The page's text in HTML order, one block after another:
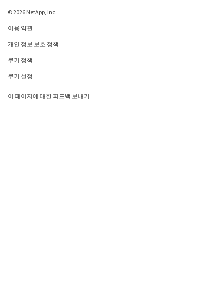
© 2026 NetApp, Inc.
이용 약관
개인 정보 보호 정책
쿠키 정책
쿠키 설정
이 페이지에 대한 피드백 보내기